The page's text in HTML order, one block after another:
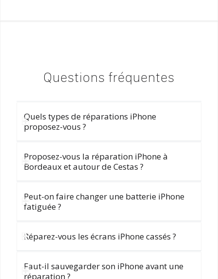
Questions fréquentes
Quels types de réparations iPhone
proposez-vous ?
Proposez-vous la réparation iPhone à
Bordeaux et autour de Cestas ?
Peut-on faire changer une batterie iPhone
fatiguée ?
Réparez-vous les écrans iPhone cassés ?
Faut-il sauvegarder son iPhone avant une
réparation ?